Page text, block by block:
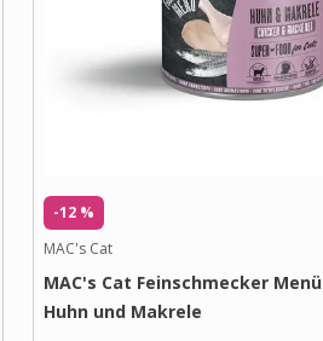
-12 %
MAC's Cat
MAC's Cat Feinschmecker Menü
Huhn und Makrele